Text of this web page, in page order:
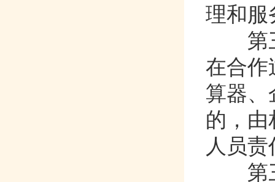
理和服务
第
在合作
算器
的
人员责任
第